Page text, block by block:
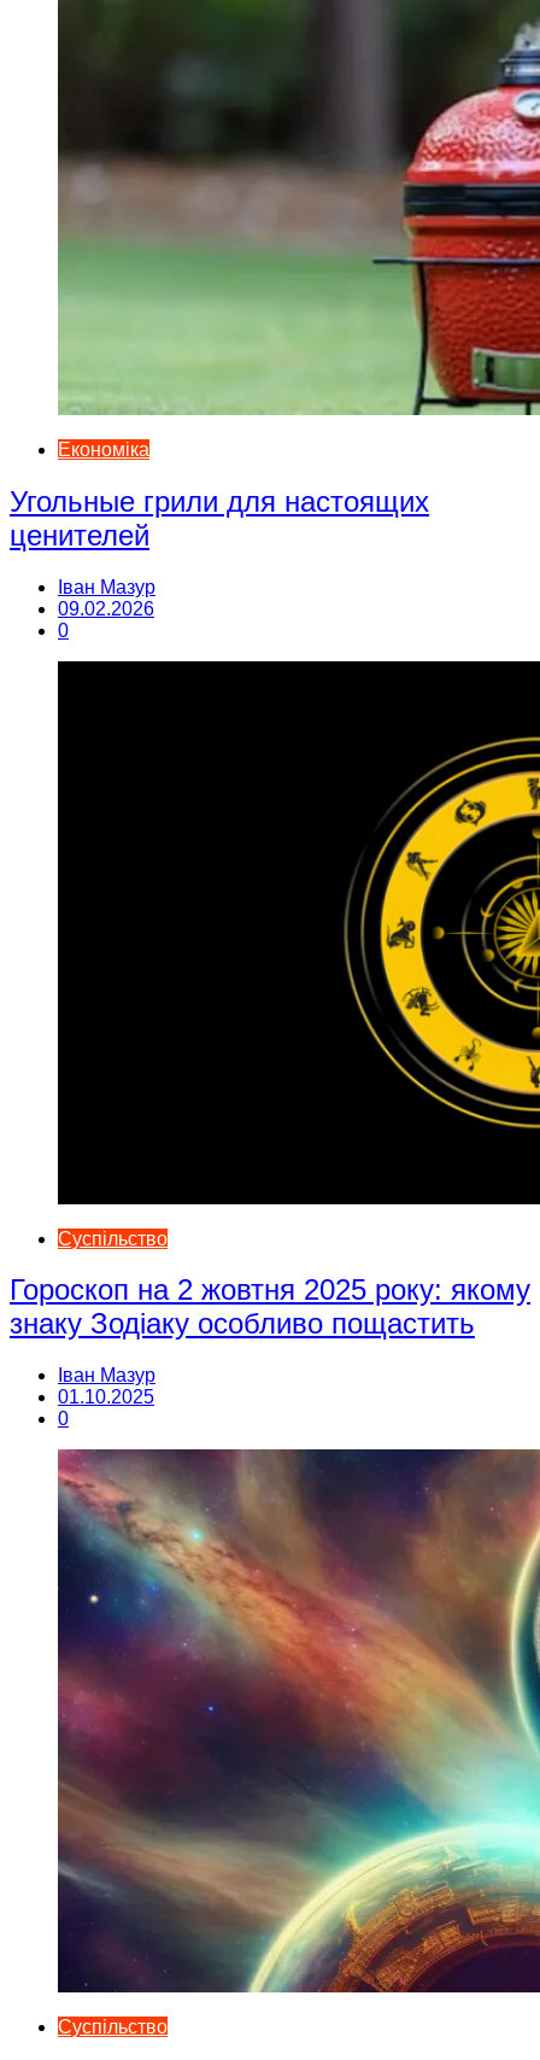
Економіка
Угольные грили для настоящих
ценителей
Іван Мазур
09.02.2026
0
Суспільство
Гороскоп на 2 жовтня 2025 року: якому
знаку Зодіаку особливо пощастить
Іван Мазур
01.10.2025
0
Суспільство